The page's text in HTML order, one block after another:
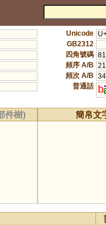
Unicode
GB2312
四角號碼
頻序 A/B
頻次 A/B
普通話 b
件樹) 簡帛文